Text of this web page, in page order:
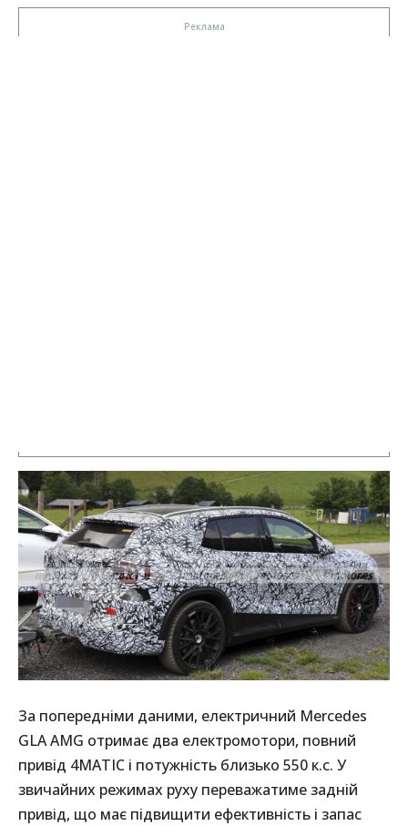
За попередніми даними, електричний Mercedes
GLA AMG отримає два електромотори, повний
привід 4MATIC і потужність близько 550 к.с. У
звичайних режимах руху переважатиме задній
привід, що має підвищити ефективність і запас